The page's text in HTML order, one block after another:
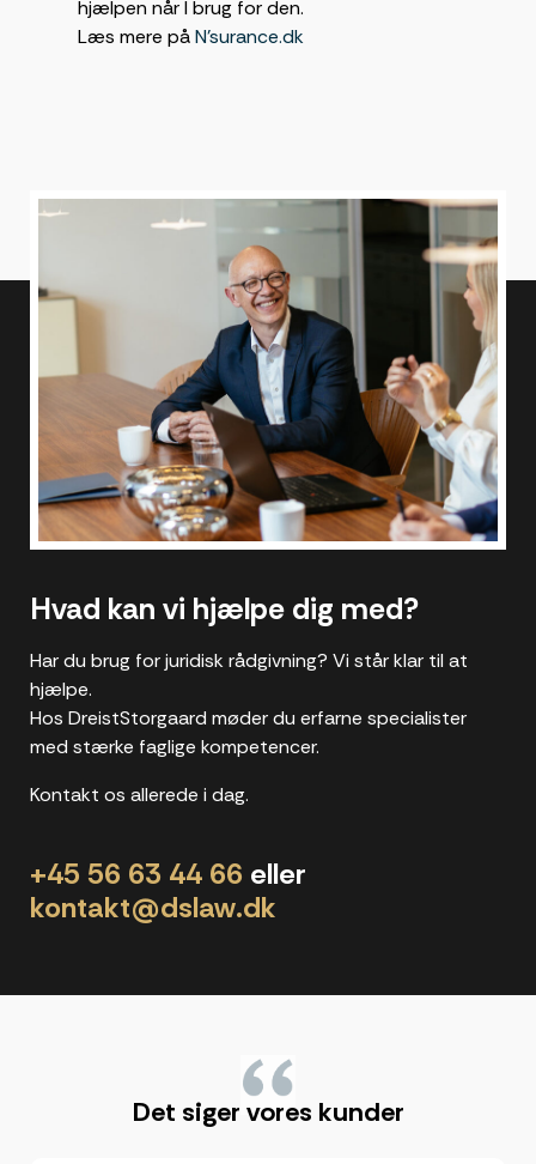
hjælpen når I brug for den.
Læs mere påN'surance.dk
Hvad kan vi hjælpe dig med?
Har du brug for juridisk rådgivning? Vi står klar til at
hjælpe.
Hos DreistStorgaard møder du erfarne specialister
med stærke faglige kompetencer.
Kontakt os allerede i dag.
+45 56 63 44 66 eller
kontakt@dslaw.dk
"
Det siger vores kunder